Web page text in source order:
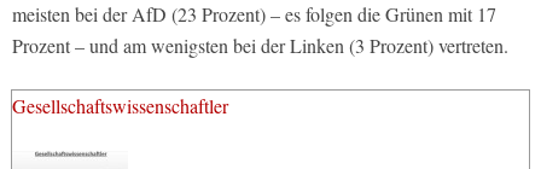
meisten bei der AfD (23 Prozent) – es folgen die Grünen mit 17
Prozent – und am wenigsten bei der Linken (3 Prozent) vertreten.
Gesellschaftswissenschaftler